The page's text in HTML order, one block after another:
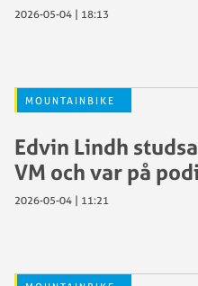
2026-05-04 | 18:13
MOUNTAINBIKE
Edvin Lindh
VM och var på
2026-05-04 | 11:21